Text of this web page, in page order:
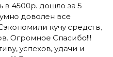
в 4500р. дошло за 5
доволен все
кучу средств,
Огромное Спасибо!!!
успехов, удачи и